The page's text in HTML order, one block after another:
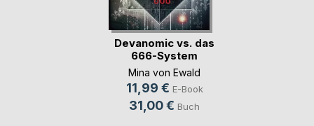
Devanomic vs. das
666-System
Mina von Ewald
11,99 € E-Book
31,00 € Buch